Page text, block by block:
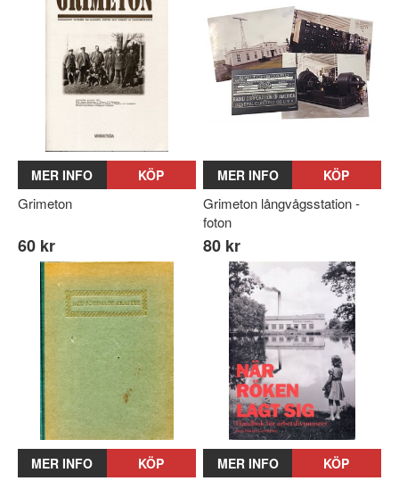
MER INFO KÖP
Grimeton
60 kr
MER INFO KÖP
Grimeton långvågsstation -
foton
80 kr
MER INFO KÖP MER INFO KÖP